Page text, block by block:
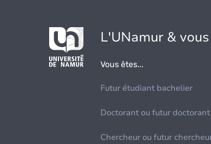
L'UNamur & vous
Vous êtes...
Futur étudiant bachelier
Doctorant ou futur doctorant
Chercheur ou futur